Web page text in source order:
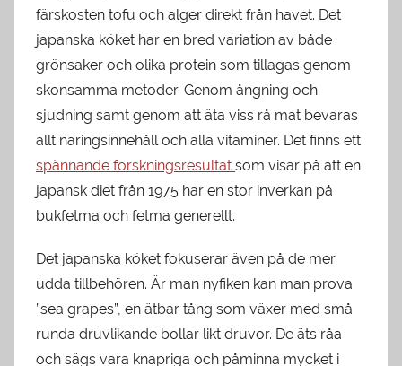
färskosten tofu och alger direkt från havet. Det
japanska köket har en bred variation av både
grönsaker och olika protein som tillagas genom
skonsamma metoder. Genom ångning och
sjudning samt genom att äta viss rå mat bevaras
allt näringsinnehåll och alla vitaminer. Det finns ett
spännande forskningsresultat som visar på att en
japansk diet från 1975 har en stor inverkan på
bukfetma och fetma generellt.
Det japanska köket fokuserar även på de mer
udda tillbehören. Är man nyfiken kan man prova
”sea grapes”, en ätbar tång som växer med små
runda druvlikande bollar likt druvor. De äts råa
och sägs vara knapriga och påminna mycket i